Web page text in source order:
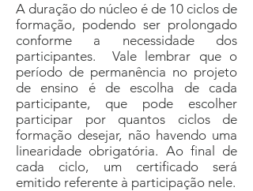
A duração do núcleo é de 10 ciclos de
formação, podendo ser prolongado
conforme a necessidade dos
participantes. Vale lembrar que o
período de permanência no projeto
de ensino é de escolha de cada
participante, que pode escolher
participar por quantos ciclos de
formação desejar, não havendo uma
linearidade obrigatória. Ao final de
cada ciclo, um certificado será
emitido referente à participação nele.